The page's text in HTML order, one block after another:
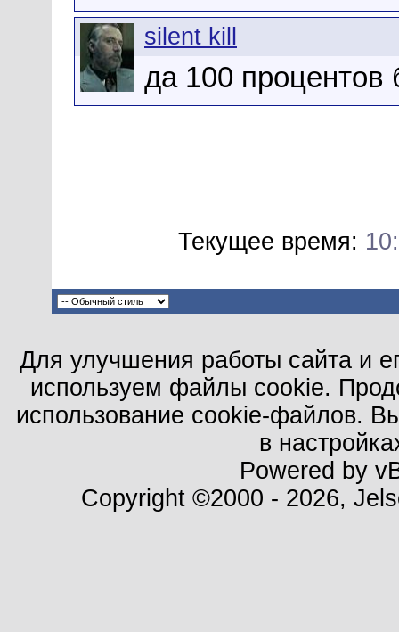
silent kill
да 100 процентов
Текущее время:
Для улучшения работы сайта и
используем файлы cookie.
использование cookie-файлов.
в
Powered by
Copyright ©2000 - 2026,